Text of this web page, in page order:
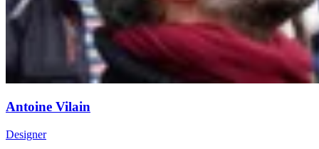
Antoine Vilain
Designer